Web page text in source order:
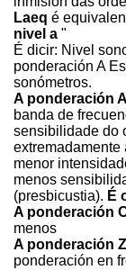
Laeq é
nivel a "
É dicir: Nivel
ponderación A
sonómetros.
A ponderación A
banda de
sensibilidade do
extremadamente
menor
menos
(presbicustia). É
A ponderación
menos
A ponderación
ponderación en